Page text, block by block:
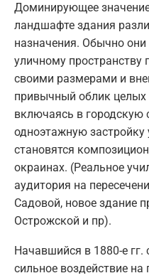
Доминирующее
ландшафте здания
назначения. Обычно
уличному пространству
своими размерами и
привычный облик целых
включаясь в
одноэтажную застройку
становятся
окраинах. (Реальное
аудитория на
Садовой, новое здание
Острожской и пр).
Начавшийся в 1880-е
сильное воздействие